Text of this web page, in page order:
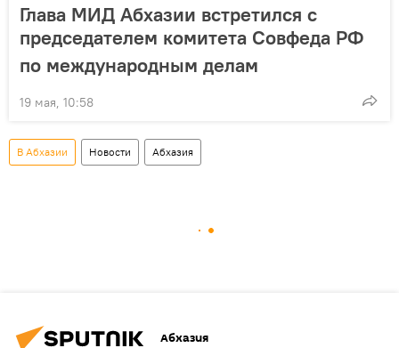
Глава МИД Абхазии встретился с
председателем комитета Совфеда РФ
по международным делам
19 мая, 10:58
В Абхазии Новости Абхазия
Абхазия